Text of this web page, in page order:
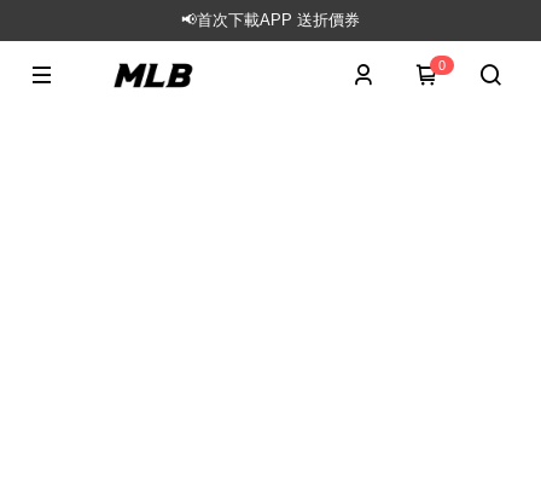
📢首次下載APP 送折價券
0